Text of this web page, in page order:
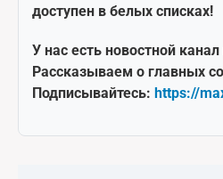
доступен в белых списках!
У нас есть новостной
Рассказываем о главных
Подписывайтесь: https://